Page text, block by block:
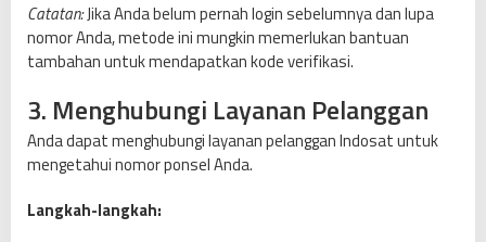
Catatan:Jika Anda belum pernah login sebelumnya dan lupa
nomor Anda, metode ini mungkin memerlukan bantuan
tambahan untuk mendapatkan kode verifikasi.
3. Menghubungi Layanan Pelanggan
Anda dapat menghubungi layanan pelanggan Indosat untuk
mengetahui nomor ponsel Anda.
Langkah-langkah: